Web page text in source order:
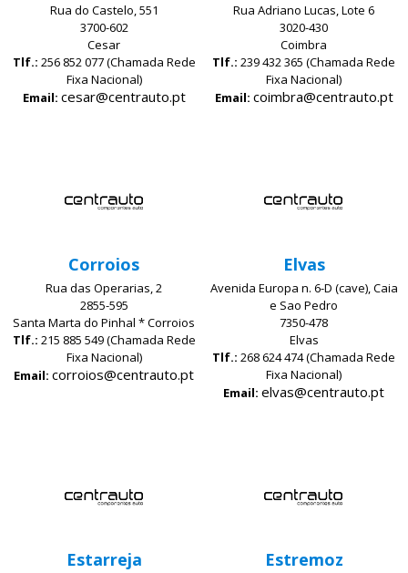
Rua do Castelo, 551
3700-602
Cesar
Tlf.: 256 852 077 (Chamada Rede
Fixa Nacional)
Email: cesar@centrauto.pt
Rua Adriano Lucas, Lote 6
3020-430
Coimbra
Tlf.:239 432 365 (Chamada Rede
Fixa Nacional)
Email: coimbra@centrauto.pt
Corroios
Rua das Operarias, 2
2855-595
Santa Marta do Pinhal * Corroios
Tlf.: 215 885 549 (Chamada Rede
Fixa Nacional)
Email: corroios@centrauto.pt
Elvas
Avenida Europa n. 6-D (cave), Caia
e Sao Pedro
7350-478
Elvas
Tlf.:268 624 474 (Chamada Rede
Fixa Nacional)
Email: elvas@centrauto.pt
Estarreja Estremoz